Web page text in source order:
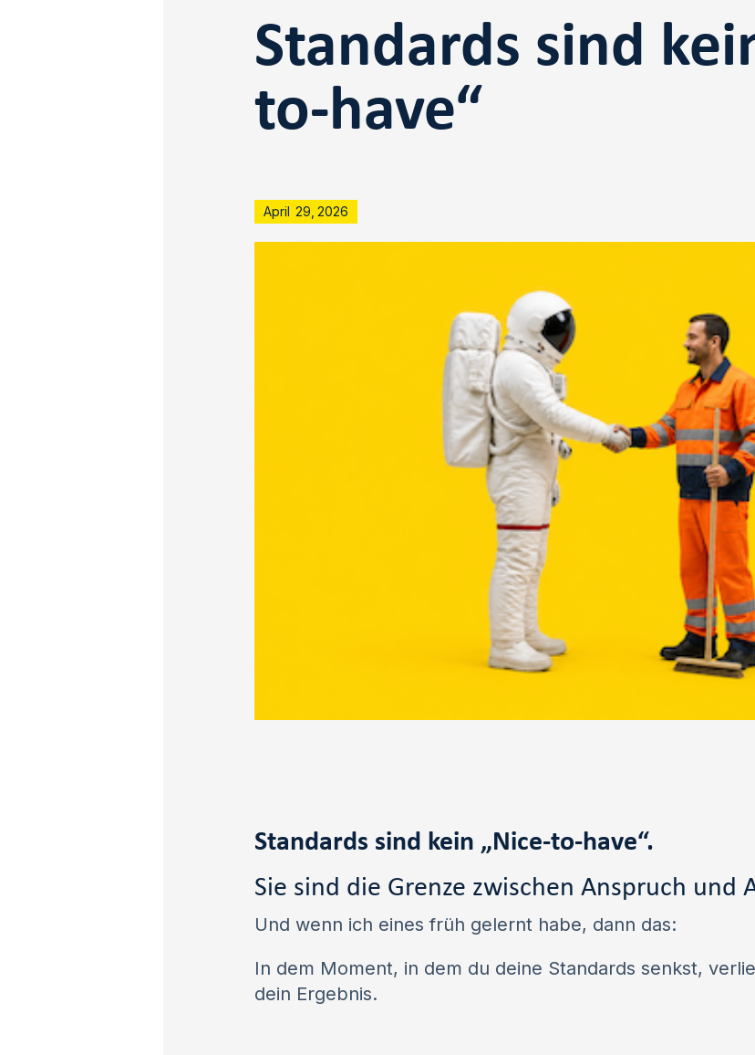
Standards sind
to-have“
April 29 2026
Standards sind kein „Nice-to-have“.
Sie sind die Grenze zwischen Anspruch und
Und wenn ich eines früh gelernt habe, dann das:
In dem Moment, in dem du deine Standards senkst,
dein Ergebnis.